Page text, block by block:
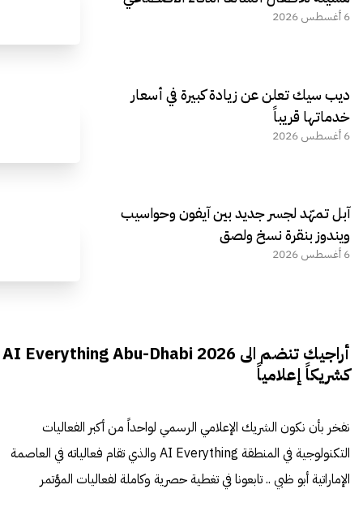
6 أغسطس 2026
ديب سيك تعلن عن زيادة كبيرة في أسعار
خدماتها قريباً
6 أغسطس 2026
آبل تمهّد لجسر جديد بين آيفون وحواسيب
ويندوز بنقرة نسخ ولصق
6 أغسطس 2026
أراجيك تنضم الى AI Everything Abu-Dhabi 2026
كشريكاً إعلامياً
نفخر بأن نكون الشريك الإعلامي الرسمي لواحداً من أكبر الفعاليات
التكنولوجية في المنطقة AI Everything والذي تقام فعالياته في العاصمة
الإماراتية أبو ظبي .. تابعونا في تغطية حصرية وكاملة لفعاليات المؤتمر